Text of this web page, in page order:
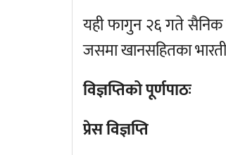
यही फागुन २६ गते सैनिक
जसमा खानसहितका
विज्ञप्तिको पूर्णपाठः
प्रेस विज्ञप्ति